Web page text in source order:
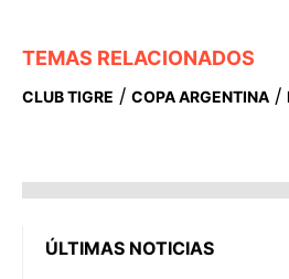
TEMAS RELACIONADOS
CLUB TIGRE / COPA ARGENTINA /
ÚLTIMAS NOTICIAS